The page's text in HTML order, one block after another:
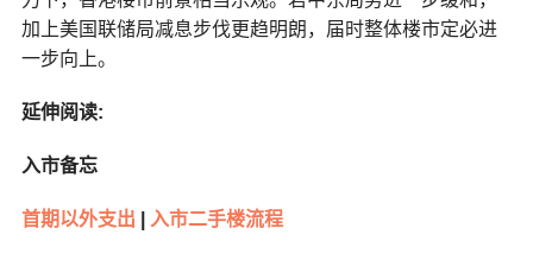
加上美国联储局减息步伐更趋明朗，届时整体楼市定必进
一步向上。
延伸阅读:
入市备忘
首期以外支出 入市二手楼流程